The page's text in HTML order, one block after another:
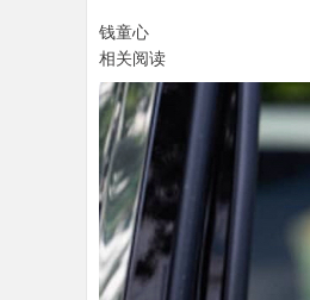
钱童心
相关阅读